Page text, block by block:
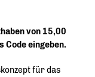
von 15,00
Code eingeben.
für das